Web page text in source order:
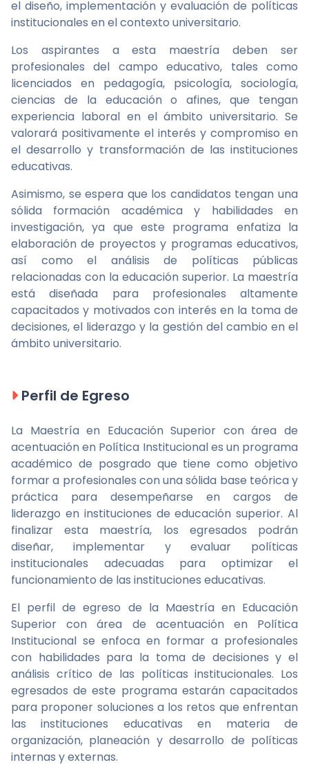
el diseño, implementación y evaluación de políticas
institucionales en el contexto universitario.
Los aspirantes a esta maestría deben ser
profesionales del campo educativo, tales como
licenciados en pedagogía, psicología, sociología,
ciencias de la educación o afines, que tengan
experiencia laboral en el ámbito universitario. Se
valorará positivamente el interés y compromiso en
el desarrollo y transformación de las instituciones
educativas.
Asimismo, se espera que los candidatos tengan una
sólida formación académica y habilidades en
investigación, ya que este programa enfatiza la
elaboración de proyectos y programas educativos,
así como el análisis de políticas públicas
relacionadas con la educación superior. La maestría
está diseñada para profesionales altamente
capacitados y motivados con interés en la toma de
decisiones, el liderazgo y la gestión del cambio en el
ámbito universitario.
Perfil de Egreso
La Maestría en Educación Superior con área de
acentuación en Política Institucional es un programa
académico de posgrado que tiene como objetivo
formar a profesionales con una sólida base teórica y
práctica para desempeñarse en cargos de
liderazgo en instituciones de educación superior. Al
finalizar esta maestría, los egresados podrán
diseñar, implementar y evaluar políticas
institucionales adecuadas para optimizar el
funcionamiento de las instituciones educativas.
El perfil de egreso de la Maestría en Educación
Superior con área de acentuación en Política
Institucional se enfoca en formar a profesionales
con habilidades para la toma de decisiones y el
análisis crítico de las políticas institucionales. Los
egresados de este programa estarán capacitados
para proponer soluciones a los retos que enfrentan
las instituciones educativas en materia de
organización, planeación y desarrollo de políticas
internas y externas.